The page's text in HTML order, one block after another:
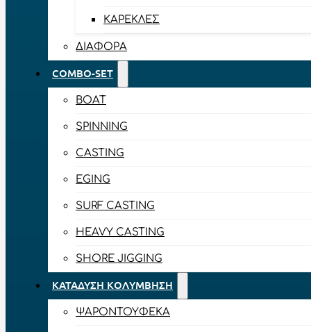
ΚΑΡΈΚΛΕΣ
ΔΙΆΦΟΡΑ
COMBO-SET
BOAT
SPINNING
CASTING
EGING
SURF CASTING
HEAVY CASTING
SHORE JIGGING
ΚΑΤΆΔΥΣΗ ΚΟΛΎΜΒΗΣΗ
ΨΑΡΟΝΤΟΎΦΕΚΑ